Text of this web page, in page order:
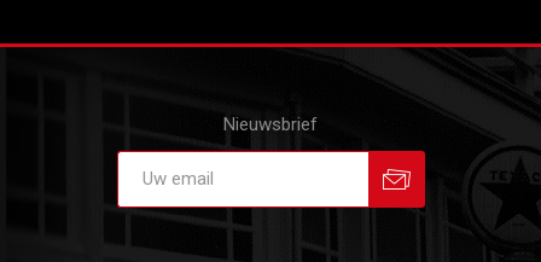
Nieuwsbrief